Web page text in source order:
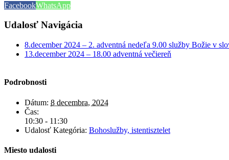
FacebookWhatsApp
Udalosť Navigácia
8.december 2024 – 2. adventná nedeľa 9.00 služby Božie v
13.december 2024 – 18.00 adventná večiereň
Podrobnosti
Dátum: 8 decembra, 2024
Čas:
10:30 - 11:30
Udalosť Kategória: Bohoslužby, istentisztelet
Miesto udalosti